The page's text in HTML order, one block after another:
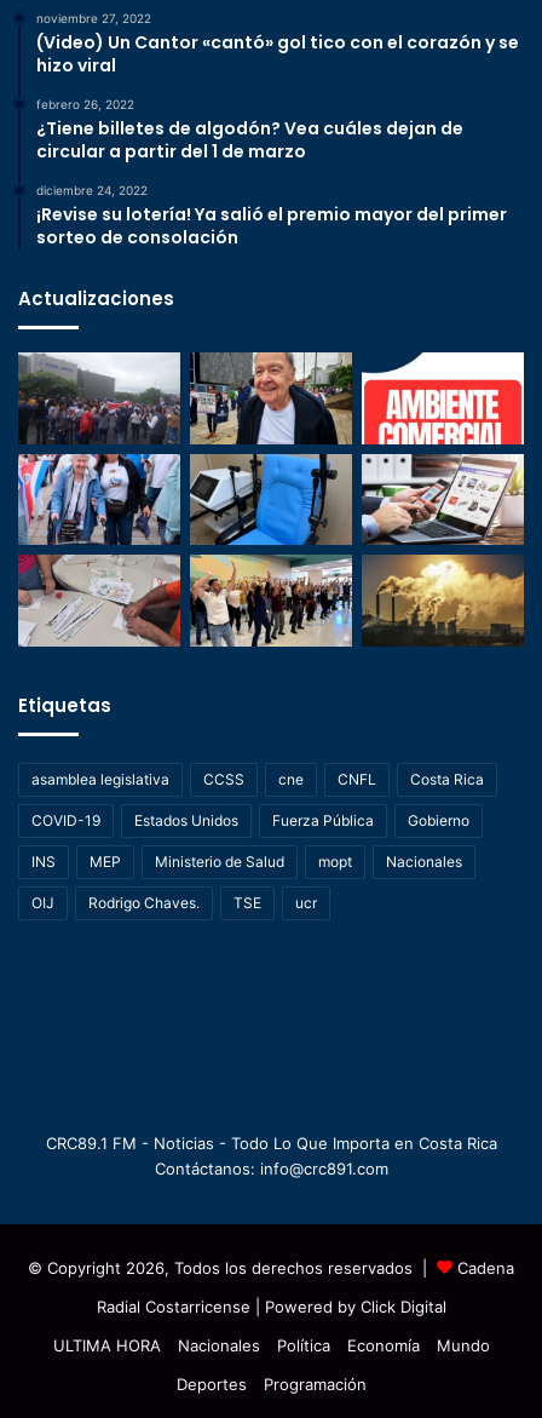
noviembre 27, 2022
(Video) Un Cantor «cantó» gol tico con el corazón y se
hizo viral
febrero 26, 2022
¿Tiene billetes de algodón? Vea cuáles dejan de
circular a partir del 1 de marzo
diciembre 24, 2022
¡Revise su lotería! Ya salió el premio mayor del primer
sorteo de consolación
Actualizaciones
Etiquetas
asamblea legislativa CCSS cne CNFL Costa Rica
COVID-19 Estados Unidos Fuerza Pública Gobierno
INS MEP Ministerio de Salud mopt Nacionales
OIJ Rodrigo Chaves. TSE ucr
CRC89.1 FM - Noticias - Todo Lo Que Importa en Costa Rica
Contáctanos: info@crc891.com
© Copyright 2026, Todos los derechos reservados |
Cadena
Radial Costarricense | Powered by Click Digital
ULTIMA HORA
Nacionales Política Economía
Mundo
Deportes
Programación